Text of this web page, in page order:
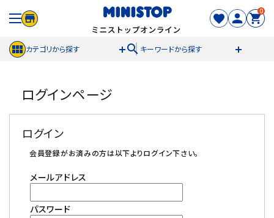
0
カテゴリから探す search キーワードから探す
meeting_room ログイン person 新規登録
セール商品
カテゴリから探す
冷凍食品
ログインページ
ログイン
会員登録がお済みの方は以下よりログイン下さい。
メールアドレス
パスワード